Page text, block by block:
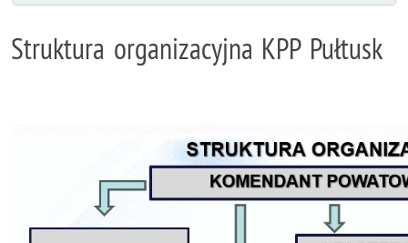
Struktura organizacyjna KPP Pułtusk